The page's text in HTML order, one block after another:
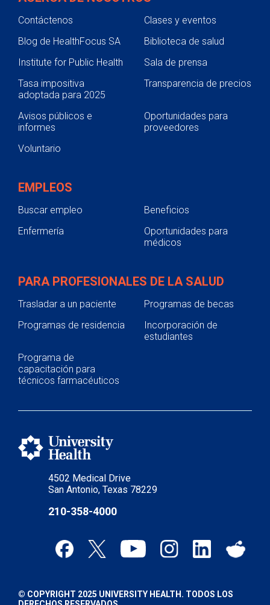
4502 Medical Drive
San Antonio, Texas 78229
210-358-4000
Contáctenos
Clases y eventos
Blog de HealthFocus SA
Biblioteca de salud
Institute for Public Health
Sala de prensa
Tasa impositiva
adoptada para 2025
Transparencia de precios
Avisos públicos e
informes
Oportunidades para
proveedores
Voluntario
EMPLEOS
Buscar empleo
Beneficios
Enfermería
Oportunidades para
médicos
PARA PROFESIONALES DE LA SALUD
Trasladar a un paciente
Programas de becas
Programas de residencia
Incorporación de
estudiantes
Programa de
capacitación para
técnicos farmacéuticos
© COPYRIGHT 2025 UNIVERSITY HEALTH. TODOS LOS